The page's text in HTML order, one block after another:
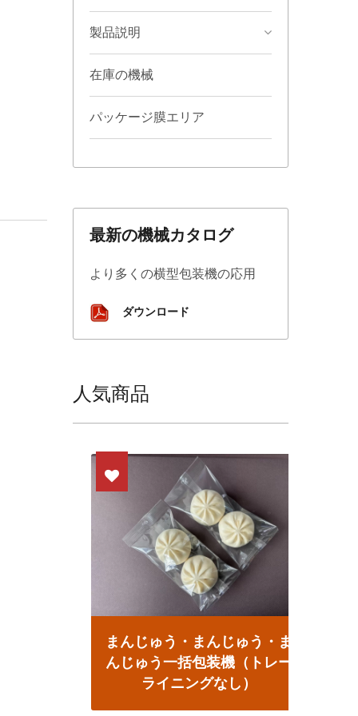
製品説明
在庫の機械
パッケージ膜エリア
最新の機械カタログ
より多くの横型包装機の応用
ダウンロード
人気商品
まんじゅう・まんじゅう・ま
んじゅう一括包装機（トレー
ライニングなし）